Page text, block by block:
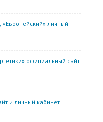
личный
официальный сайт
и личный кабинет